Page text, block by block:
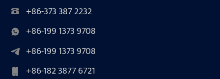
+86-373 387 2232
+86-199 1373 9708
+86-199 1373 9708
+86-182 3877 6721